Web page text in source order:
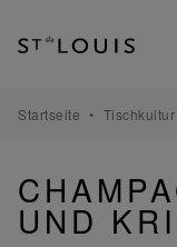
Hauptnavigation
springen
Inhalt
springen
Fußzeile
springen
TISCHKULTUR
DEKORATION
BELEUCHTUNG
Startseite Tischkultur
UND